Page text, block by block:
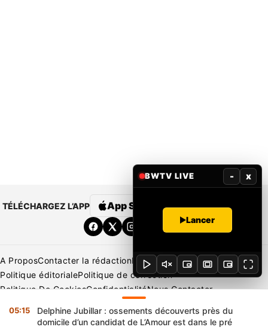
TÉLÉCHARGEZ L’APP App Store Google Play
A ProposContacter la rédactionRédaction
Mentions légales
Politique éditorialePolitique de correction
Politique De CookiesConfidentialitéNous Contacter
Copyright © 2026 BENIN WEB TV | Tous Droits Réservés
05:15
Delphine Jubillar : ossements découverts près du
domicile d’un candidat de L’Amour est dans le pré
BWTV LIVE - x
Lancer